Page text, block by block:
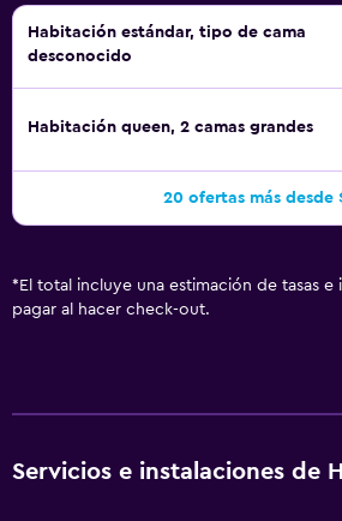
Habitación estándar, tipo de cama
desconocido
Habitación queen, 2 camas grandes
20 ofertas más desde
* El total incluye una estimación de tasas e
pagar al hacer check-out.
Servicios e instalaciones de